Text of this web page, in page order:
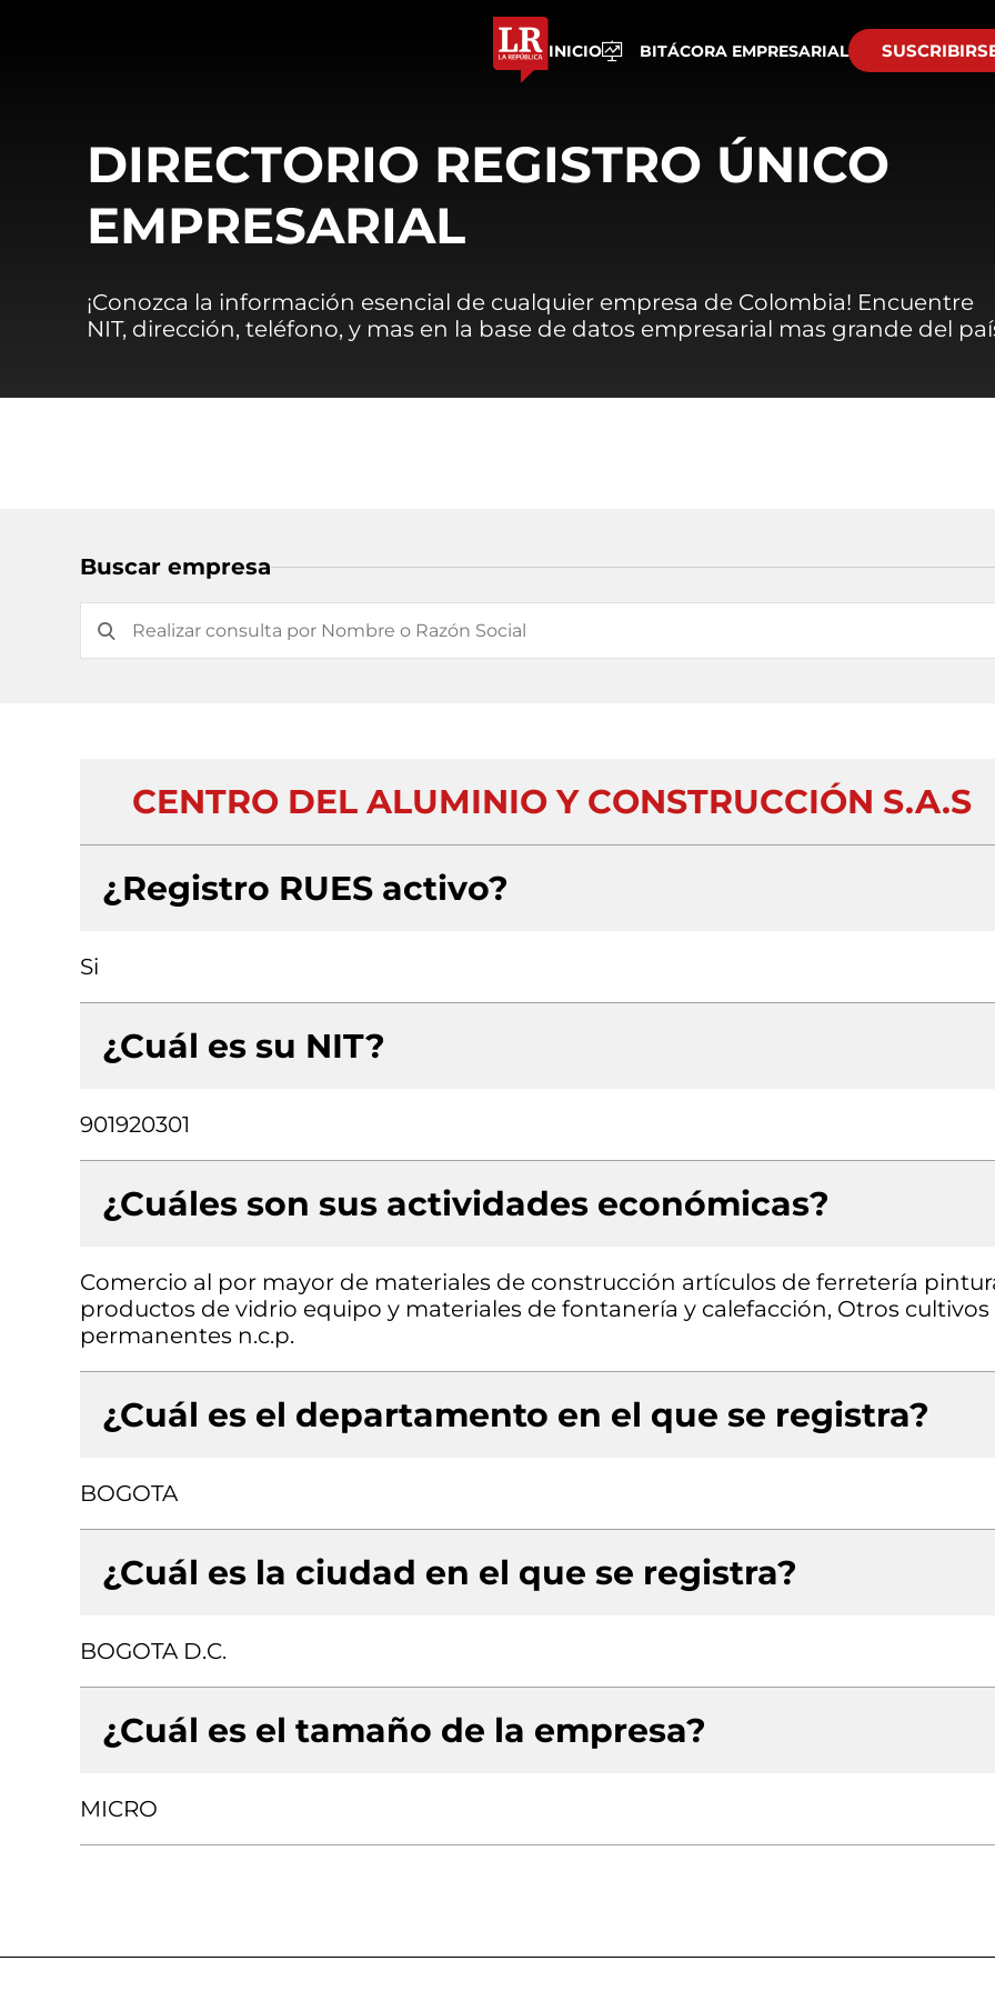
INICIO BITÁCORA EMPRESARIAL
DIRECTORIO REGISTRO ÚNICO
EMPRESARIAL
¡Conozca la información esencial de cualquier empresa de Colombia! Encuentre
NIT, dirección, teléfono, y mas en la base de datos empresarial mas grande del
Buscar empresa
CENTRO DEL ALUMINIO Y CONSTRUCCIÓN S.A.S
¿Registro RUES activo?
Si
¿Cuál es su NIT?
901920301
¿Cuáles son sus actividades económicas?
Comercio al por mayor de materiales de construcción artículos de ferretería
productos de vidrio equipo y materiales de fontanería y calefacción, Otros cultivos
permanentes n.c.p.
¿Cuál es el departamento en el que se registra?
BOGOTA
¿Cuál es la ciudad en el que se registra?
BOGOTA D.C.
¿Cuál es el tamaño de la empresa?
MICRO